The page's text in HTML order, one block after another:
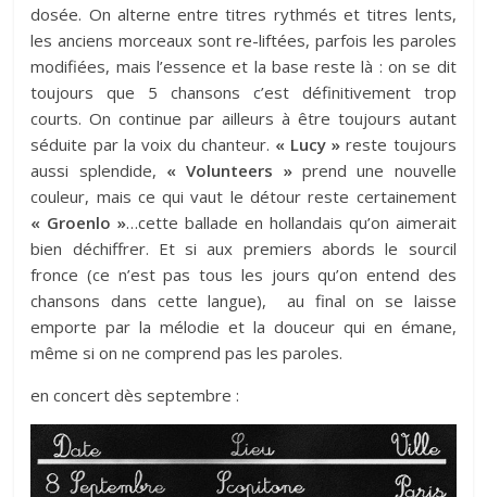
dosée. On alterne entre titres rythmés et titres lents,
les anciens morceaux sont re-liftées, parfois les paroles
modifiées, mais l’essence et la base reste là : on se dit
toujours que 5 chansons c’est définitivement trop
courts. On continue par ailleurs à être toujours autant
séduite par la voix du chanteur. « Lucy » reste toujours
aussi splendide, « Volunteers »prend une nouvelle
couleur, mais ce qui vaut le détour reste certainement
« Groenlo »…cette ballade en hollandais qu’on aimerait
bien déchiffrer. Et si aux premiers abords le sourcil
fronce (ce n’est pas tous les jours qu’on entend des
chansons dans cette langue), au final on se laisse
emporte par la mélodie et la douceur qui en émane,
même si on ne comprend pas les paroles.
en concert dès septembre :